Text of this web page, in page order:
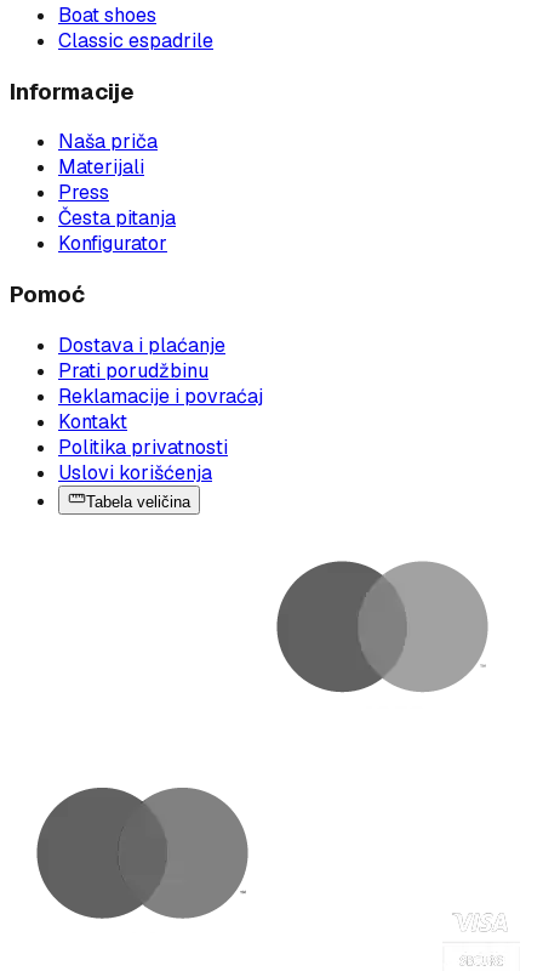
Boat shoes
Classic espadrile
Informacije
Naša priča
Materijali
Press
Česta pitanja
Konfigurator
Pomoć
Dostava i plaćanje
Prati porudžbinu
Reklamacije i povraćaj
Kontakt
Politika privatnosti
Uslovi korišćenja
Tabela veličina